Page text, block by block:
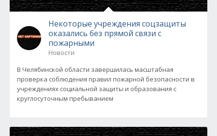
Некоторые учреждения соцзащиты
оказались без прямой связи с
пожарными
Новости
В Челябинской области завершилась масштабная
проверка соблюдения правил пожарной безопасности в
учреждениях социальной защиты и образования с
круглосуточным пребыванием